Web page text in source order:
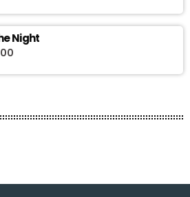
Night